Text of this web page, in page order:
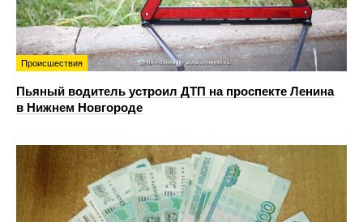
Происшествия
Пьяный водитель устроил ДТП на проспекте Ленина
в Нижнем Новгороде